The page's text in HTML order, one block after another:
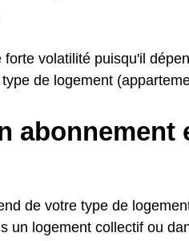
volatilité puisqu'il
de logement
abonnement
de votre type de
un logement collectif ou